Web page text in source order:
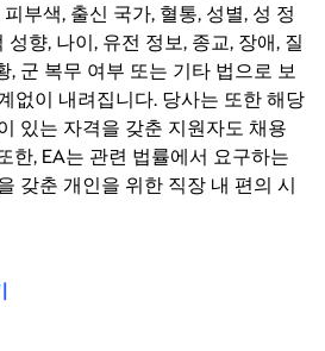
부색, 출신 국가, 혈통, 성별, 성 정
향, 나이, 유전 정보, 종교, 장애, 질
, 군 복무 여부 또는 기타 법으로 보
없이 내려집니다. 당사는 또한 해당
있는 자격을 갖춘 지원자도 채용
한, EA는 관련 법률에서 요구하는
갖춘 개인을 위한 직장 내 편의 시